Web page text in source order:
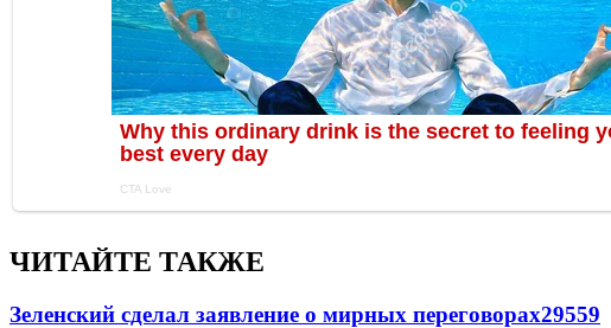
ЧИТАЙТЕ ТАКЖЕ
Зеленский сделал заявление о мирных переговорах29559